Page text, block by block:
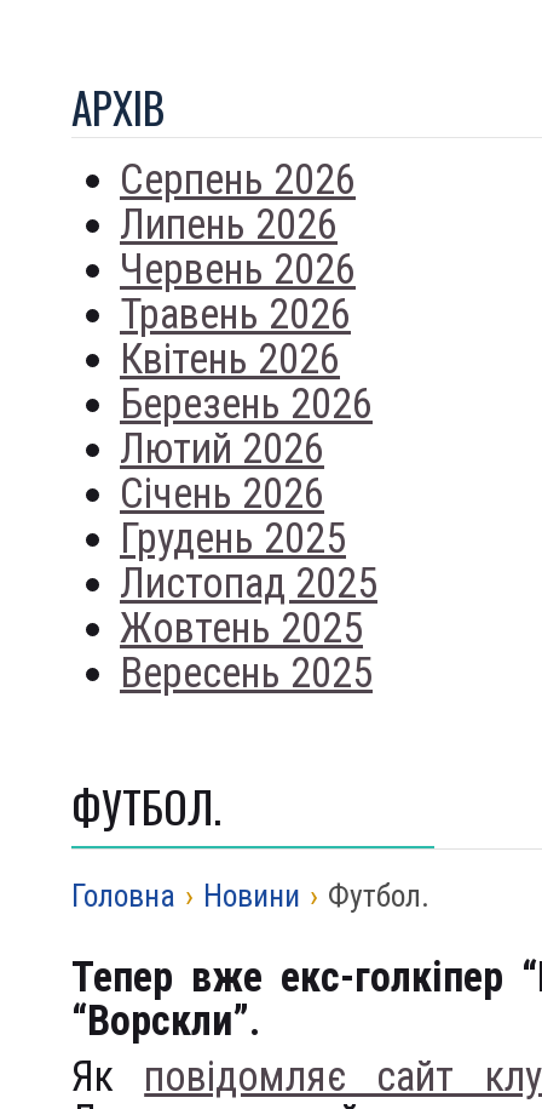
АРХIВ
Серпень 2026
Липень 2026
Червень 2026
Травень 2026
Квітень 2026
Березень 2026
Лютий 2026
Січень 2026
Грудень 2025
Листопад 2025
Жовтень 2025
Вересень 2025
ФУТБОЛ.
Головна › Новини › Футбол.
Тепер вже екс-голкіпер
“Ворскли”.
Як повідомляє сайт